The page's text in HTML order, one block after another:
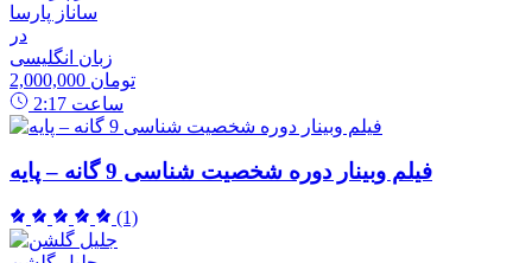
ساناز پارسا
در
زبان انگلیسی
2,000,000 تومان
2:17 ساعت
فیلم وبینار دوره شخصیت شناسی 9 گانه – پایه
(1)